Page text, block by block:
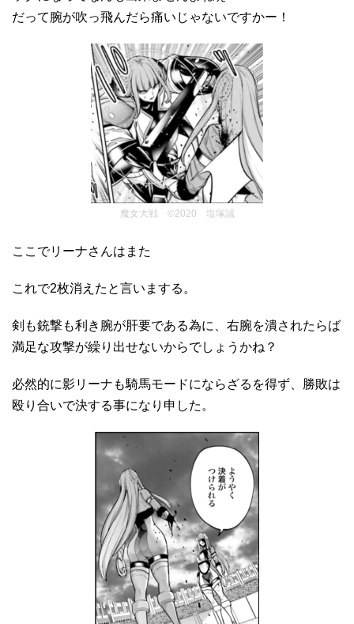
だって腕が吹っ飛んだら痛いじゃないですかー！
魔女大戦 ©2020 塩塚誠
ここでリーナさんはまた
これで2枚消えたと言いまする。
剣も銃撃も利き腕が肝要である為に、右腕を潰されたらば
満足な攻撃が繰り出せないからでしょうかね？
必然的に影リーナも騎馬モードにならざるを得ず、勝敗は
殴り合いで決する事になり申した。